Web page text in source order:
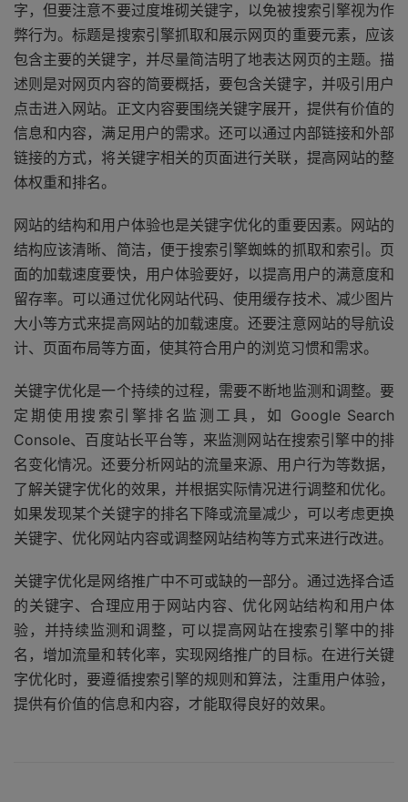
字，但要注意不要过度堆砌关键字，以免被搜索引擎视为作
弊行为。标题是搜索引擎抓取和展示网页的重要元素，应该
包含主要的关键字，并尽量简洁明了地表达网页的主题。描
述则是对网页内容的简要概括，要包含关键字，并吸引用户
点击进入网站。正文内容要围绕关键字展开，提供有价值的
信息和内容，满足用户的需求。还可以通过内部链接和外部
链接的方式，将关键字相关的页面进行关联，提高网站的整
体权重和排名。
网站的结构和用户体验也是关键字优化的重要因素。网站的
结构应该清晰、简洁，便于搜索引擎蜘蛛的抓取和索引。页
面的加载速度要快，用户体验要好，以提高用户的满意度和
留存率。可以通过优化网站代码、使用缓存技术、减少图片
大小等方式来提高网站的加载速度。还要注意网站的导航设
计、页面布局等方面，使其符合用户的浏览习惯和需求。
关键字优化是一个持续的过程，需要不断地监测和调整。要
定期使用搜索引擎排名监测工具，如 Google Search
Console、百度站长平台等，来监测网站在搜索引擎中的排
名变化情况。还要分析网站的流量来源、用户行为等数据，
了解关键字优化的效果，并根据实际情况进行调整和优化。
如果发现某个关键字的排名下降或流量减少，可以考虑更换
关键字、优化网站内容或调整网站结构等方式来进行改进。
关键字优化是网络推广中不可或缺的一部分。通过选择合适
的关键字、合理应用于网站内容、优化网站结构和用户体
验，并持续监测和调整，可以提高网站在搜索引擎中的排
名，增加流量和转化率，实现网络推广的目标。在进行关键
字优化时，要遵循搜索引擎的规则和算法，注重用户体验，
提供有价值的信息和内容，才能取得良好的效果。